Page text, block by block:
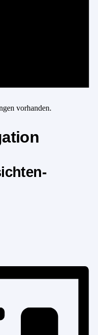
vorhanden.